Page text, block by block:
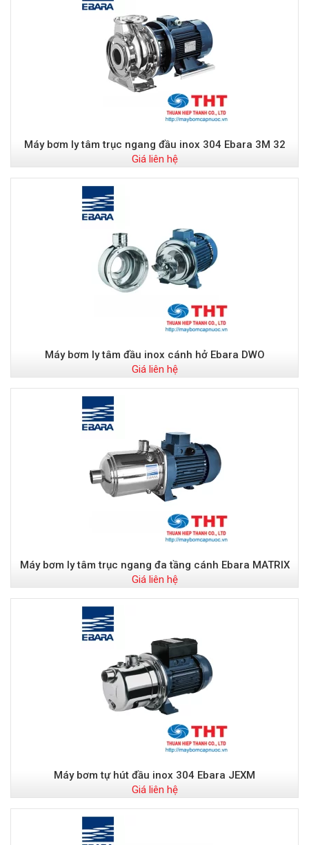
Máy bơm ly tâm trục ngang đầu inox 304 Ebara 3M 32
Giá liên hệ
Máy bơm ly tâm đầu inox cánh hở Ebara DWO
Giá liên hệ
Máy bơm ly tâm trục ngang đa tầng cánh Ebara MATRIX
Giá liên hệ
Máy bơm tự hút đầu inox 304 Ebara JEXM
Giá liên hệ